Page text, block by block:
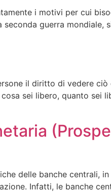
i motivi per cui
guerra mondiale,
il diritto di vedere ciò
sei libero, quanto sei
delle banche centrali,
Infatti, le banche